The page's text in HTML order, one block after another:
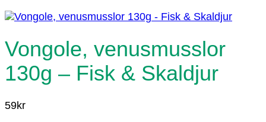
Vongole, venusmusslor
130g – Fisk & Skaldjur
59kr